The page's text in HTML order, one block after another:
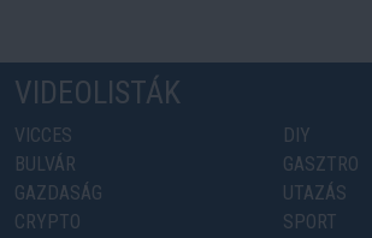
VIDEOLISTÁK
VICCES
BULVÁR
GAZDASÁG
CRYPTO
DIY
GASZTRO
UTAZÁS
SPORT